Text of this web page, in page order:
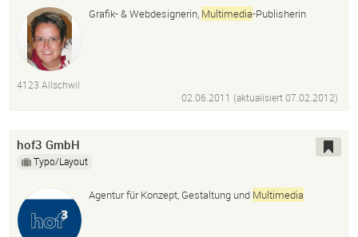
Grafik- & Webdesignerin, Multimedia-Publisherin
4123 Allschwil
02.06.2011 (aktualisiert07.02.2012)
hof3 GmbH
Typo/Layout
Agentur für Konzept, Gestaltung und Multimedia